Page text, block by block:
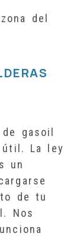
del
gasoil
La ley
un
de tu
Nos